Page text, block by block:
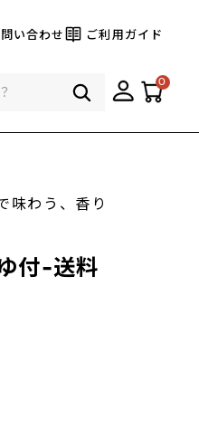
い合わせ ご利用ガイド
0
味わう、香り
付-送料